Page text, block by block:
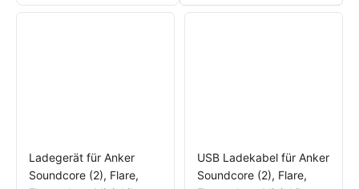
Ladegerät für Anker
Soundcore (2), Flare,
USB Ladekabel für Anker
Soundcore (2), Flare,